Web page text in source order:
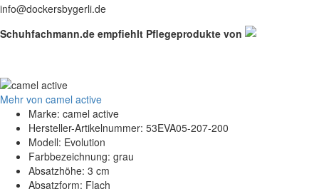
info@dockersbygerli.de
Schuhfachmann.de empfiehlt Pflegeprodukte von
Mehr von camel active
Marke: camel active
Hersteller-Artikelnummer: 53EVA05-207-200
Modell: Evolution
Farbbezeichnung: grau
Absatzhöhe: 3 cm
Absatzform: Flach